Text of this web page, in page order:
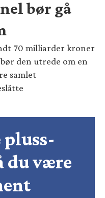
bør gå
70 milliarder kroner
den utrede om en
samlet
pluss-
du være